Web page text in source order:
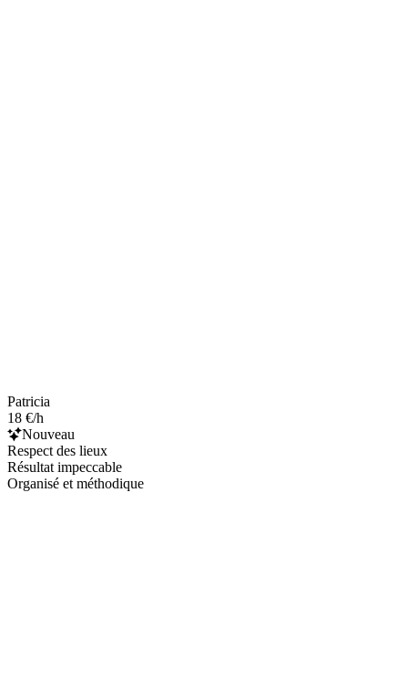
Patricia
18 €/h
Nouveau
Respect des lieux
Résultat impeccable
Organisé et méthodique